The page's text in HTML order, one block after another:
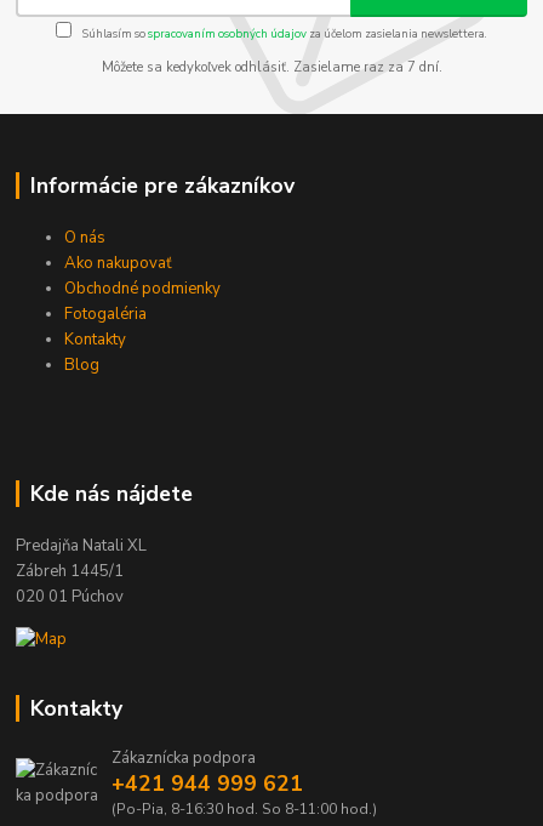
Súhlasím sospracovaním osobných údajov za účelom zasielania newslettera.
Môžete sa kedykoľvek odhlásiť. Zasielame raz za 7 dní.
Informácie pre zákazníkov
O nás
Ako nakupovať
Obchodné podmienky
Fotogaléria
Kontakty
Blog
Kde nás nájdete
Predajňa Natali XL
Zábreh 1445/1
020 01 Púchov
Kontakty
Zákaznícka podpora
+421 944 999 621
(Po-Pia, 8-16:30 hod. So 8-11:00 hod.)